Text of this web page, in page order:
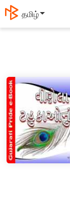
தமிழ்